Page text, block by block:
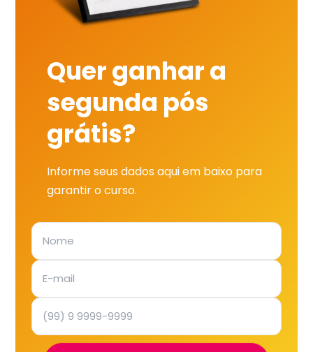
Quer ganhar a
segunda pós
grátis?
Informe seus dados aqui em baixo para
garantir o curso.